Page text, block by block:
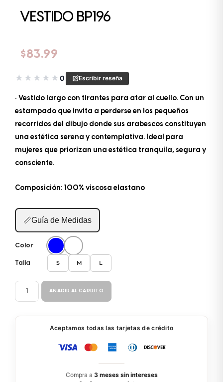
VESTIDO BP196
$83.99
★ ★ ★ ★ ★0 Escribir reseña
• Vestido largo con tirantes para atar al cuello. Con un
estampado que invita a perderse en los pequeños
recorridos del dibujo donde sus arabescos constituyen
una estética serena y contemplativa. Ideal para
mujeres que priorizan una estética tranquila, segura y
consciente.
Composición: 100% viscosa elastano
📏Guía de Medidas
Color
Talla S M L
VESTIDO
BP196
AÑADIR AL CARRITO
Aceptamos todas las tarjetas de crédito
Compra a 3 meses sin intereses